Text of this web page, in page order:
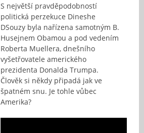
S největší pravděpodobností
politická perzekuce Dineshe
DSouzy byla nařízena samotným B.
Husejnem Obamou a pod vedením
Roberta Muellera, dnešního
vyšetřovatele amerického
prezidenta Donalda Trumpa.
Člověk si někdy připadá jak ve
špatném snu. Je tohle vůbec
Amerika?